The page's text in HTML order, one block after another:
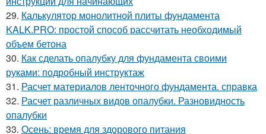
29. Калькулятор монолитной плиты фундамента
KALK.PRO: простой способ рассчитать необходимый
объем бетона
30. Как сделать опалубку для фундамента своими
руками: подробный инструктаж
31. Расчет материалов ленточного фундамента. справка
32. Расчет различных видов опалубки. Разновидность
опалубки
33. Осень: время для здорового питания